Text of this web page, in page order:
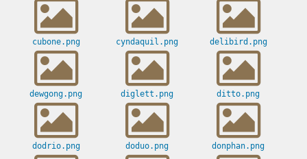
cubone.png cyndaquil.png delibird.png
dewgong.png diglett.png ditto.png
dodrio.png doduo.png donphan.png